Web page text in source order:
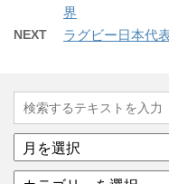
界
NEXT ラグビー日本代
ア
ー